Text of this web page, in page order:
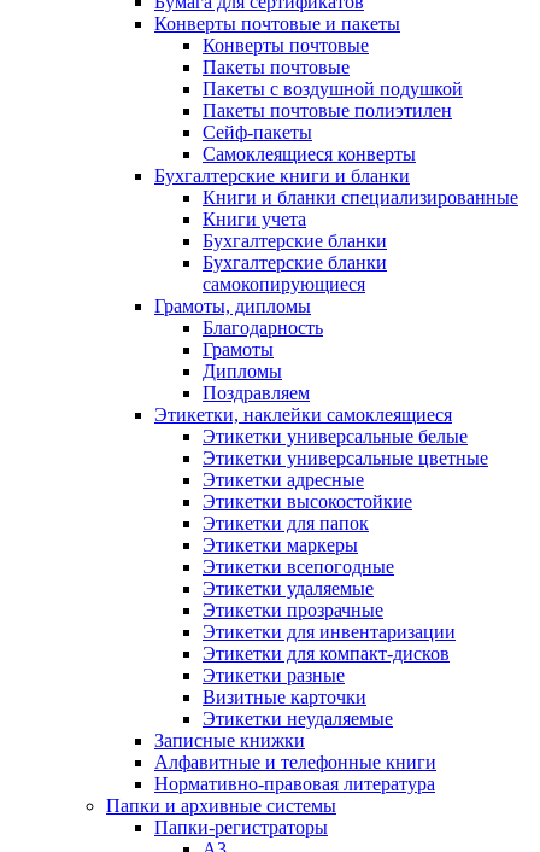
Конверты почтовые и пакеты
Конверты почтовые
Пакеты почтовые
Пакеты с воздушной подушкой
Пакеты почтовые полиэтилен
Сейф-пакеты
Самоклеящиеся конверты
Бухгалтерские книги и бланки
Книги и бланки специализированные
Книги учета
Бухгалтерские бланки
Бухгалтерские бланки
самокопирующиеся
Грамоты, дипломы
Благодарность
Грамоты
Дипломы
Поздравляем
Этикетки, наклейки самоклеящиеся
Этикетки универсальные белые
Этикетки универсальные цветные
Этикетки адресные
Этикетки высокостойкие
Этикетки для папок
Этикетки маркеры
Этикетки всепогодные
Этикетки удаляемые
Этикетки прозрачные
Этикетки для инвентаризации
Этикетки для компакт-дисков
Этикетки разные
Визитные карточки
Этикетки неудаляемые
Записные книжки
Алфавитные и телефонные книги
Нормативно-правовая литература
Папки и архивные системы
Папки-регистраторы